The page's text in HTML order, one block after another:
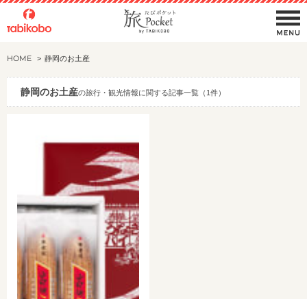
HOME 静岡のお土産
静岡のお土産の旅行・観光情報に関する記事一覧（1件）